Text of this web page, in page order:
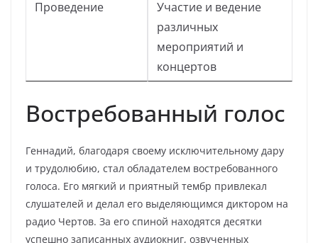
Проведение
Участие и ведение
различных
мероприятий и
концертов
Востребованный голос
Геннадий, благодаря своему исключительному дару
и трудолюбию, стал обладателем востребованного
голоса. Его мягкий и приятный тембр привлекал
слушателей и делал его выделяющимся диктором на
радио Чертов. За его спиной находятся десятки
успешно записанных аудиокниг, озвученных